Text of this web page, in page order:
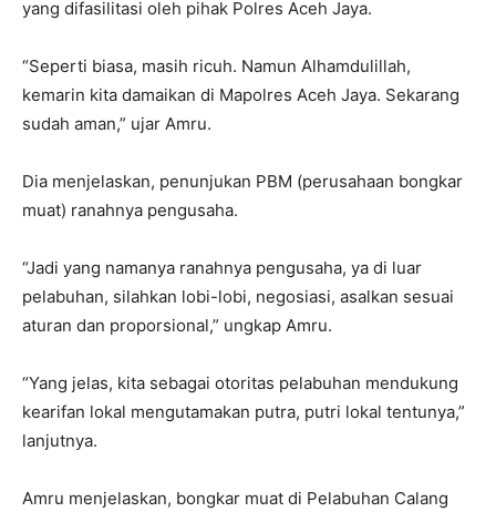
yang difasilitasi oleh pihak Polres Aceh Jaya.
“Seperti biasa, masih ricuh. Namun Alhamdulillah,
kemarin kita damaikan di Mapolres Aceh Jaya. Sekarang
sudah aman,” ujar Amru.
Dia menjelaskan, penunjukan PBM (perusahaan bongkar
muat) ranahnya pengusaha.
“Jadi yang namanya ranahnya pengusaha, ya di luar
pelabuhan, silahkan lobi-lobi, negosiasi, asalkan sesuai
aturan dan proporsional,” ungkap Amru.
“Yang jelas, kita sebagai otoritas pelabuhan mendukung
kearifan lokal mengutamakan putra, putri lokal tentunya,”
lanjutnya.
Amru menjelaskan, bongkar muat di Pelabuhan Calang